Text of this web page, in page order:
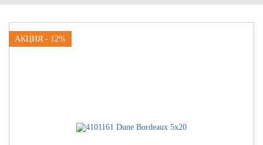
АКЦИЯ - 12%